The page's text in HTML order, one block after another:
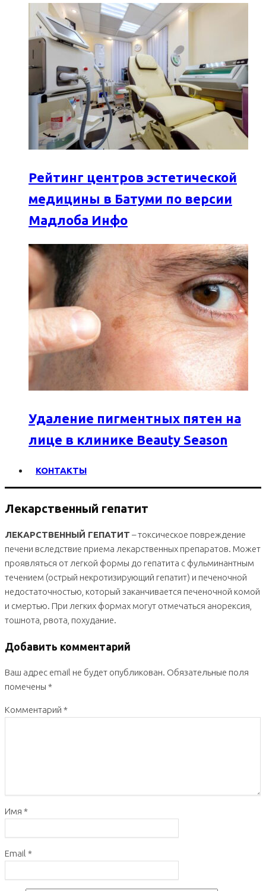
Рейтинг центров эстетической
медицины в Батуми по версии
Мадлоба Инфо
Удаление пигментных пятен на
лице в клинике Beauty Season
КОНТАКТЫ
Лекарственный гепатит
ЛЕКАРСТВЕННЫЙ ГЕПАТИТ – токсическое повреждение
печени вследствие приема лекарственных препаратов. Может
проявляться от легкой формы до гепатита с фульминантным
течением (острый некротизирующий гепатит) и печеночной
недостаточностью, который заканчивается печеночной комой
и смертью. При легких формах могут отмечаться анорексия,
тошнота, рвота, похудание.
Добавить комментарий
Ваш адрес email не будет опубликован. Обязательные поля
помечены *
Комментарий *
Имя *
Email *